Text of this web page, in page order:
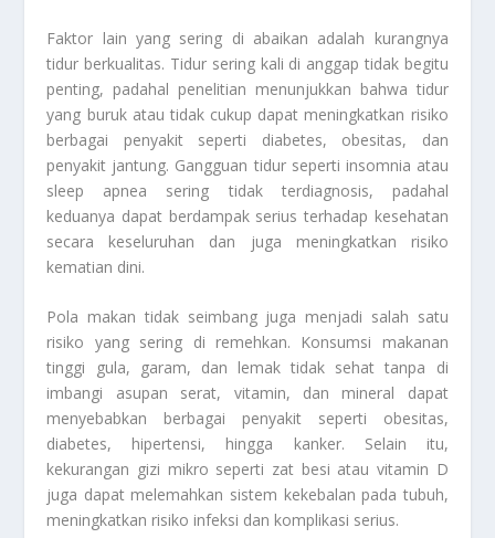
Faktor lain yang sering di abaikan adalah kurangnya
tidur berkualitas. Tidur sering kali di anggap tidak begitu
penting, padahal penelitian menunjukkan bahwa tidur
yang buruk atau tidak cukup dapat meningkatkan risiko
berbagai penyakit seperti diabetes, obesitas, dan
penyakit jantung. Gangguan tidur seperti insomnia atau
sleep apnea sering tidak terdiagnosis, padahal
keduanya dapat berdampak serius terhadap kesehatan
secara keseluruhan dan juga meningkatkan risiko
kematian dini.
Pola makan tidak seimbang juga menjadi salah satu
risiko yang sering di remehkan. Konsumsi makanan
tinggi gula, garam, dan lemak tidak sehat tanpa di
imbangi asupan serat, vitamin, dan mineral dapat
menyebabkan berbagai penyakit seperti obesitas,
diabetes, hipertensi, hingga kanker. Selain itu,
kekurangan gizi mikro seperti zat besi atau vitamin D
juga dapat melemahkan sistem kekebalan pada tubuh,
meningkatkan risiko infeksi dan komplikasi serius.